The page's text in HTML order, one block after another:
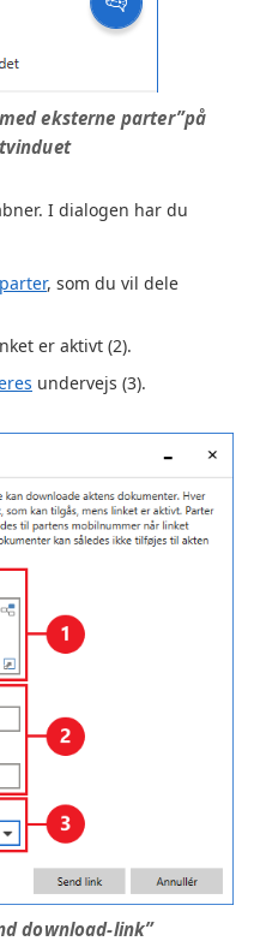
eksterne parter”på
I dialogen har du
, som du vil dele
er aktivt (2).
undervejs (3).
download-link”